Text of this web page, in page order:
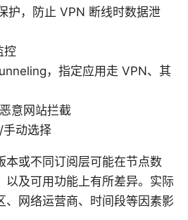
护，防止 VPN 断线时数据泄
控
，指定应用走 VPN、其
意网站拦截
动选择
本或不同订阅层可能在节点数
以及可用功能上有所差异。实际
、网络运营商、时间段等因素影